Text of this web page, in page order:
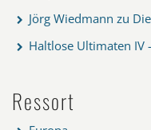
Jörg Wiedmann zu
Haltlose Ultimaten IV
Ressort